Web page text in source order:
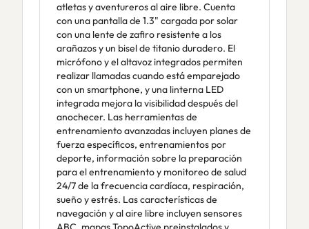
atletas y aventureros al aire libre. Cuenta
con una pantalla de 1.3" cargada por solar
con una lente de zafiro resistente a los
arañazos y un bisel de titanio duradero. El
micrófono y el altavoz integrados permiten
realizar llamadas cuando está emparejado
con un smartphone, y una linterna LED
integrada mejora la visibilidad después del
anochecer. Las herramientas de
entrenamiento avanzadas incluyen planes de
fuerza específicos, entrenamientos por
deporte, información sobre la preparación
para el entrenamiento y monitoreo de salud
24/7 de la frecuencia cardíaca, respiración,
sueño y estrés. Las características de
navegación y al aire libre incluyen sensores